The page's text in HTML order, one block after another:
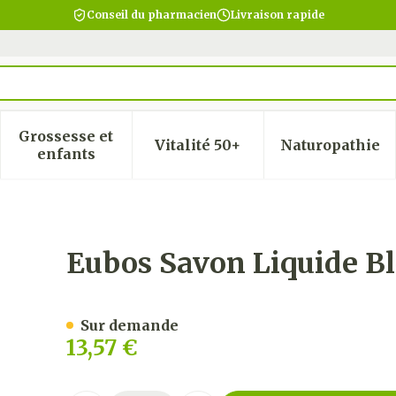
Conseil du pharmacien Livraison rapide
catégorie Beauté, soins et hygiène
sous-menu pour la catégorie Régime,
Grossesse et
enfantsAfficher le sous-menu pour la catégorie
Vitalité 50+Afficher le sous-menu
Naturopathie
Afficher
N/parf 400ml
Eubos Savon Liquide
13,57 €
Sur demande